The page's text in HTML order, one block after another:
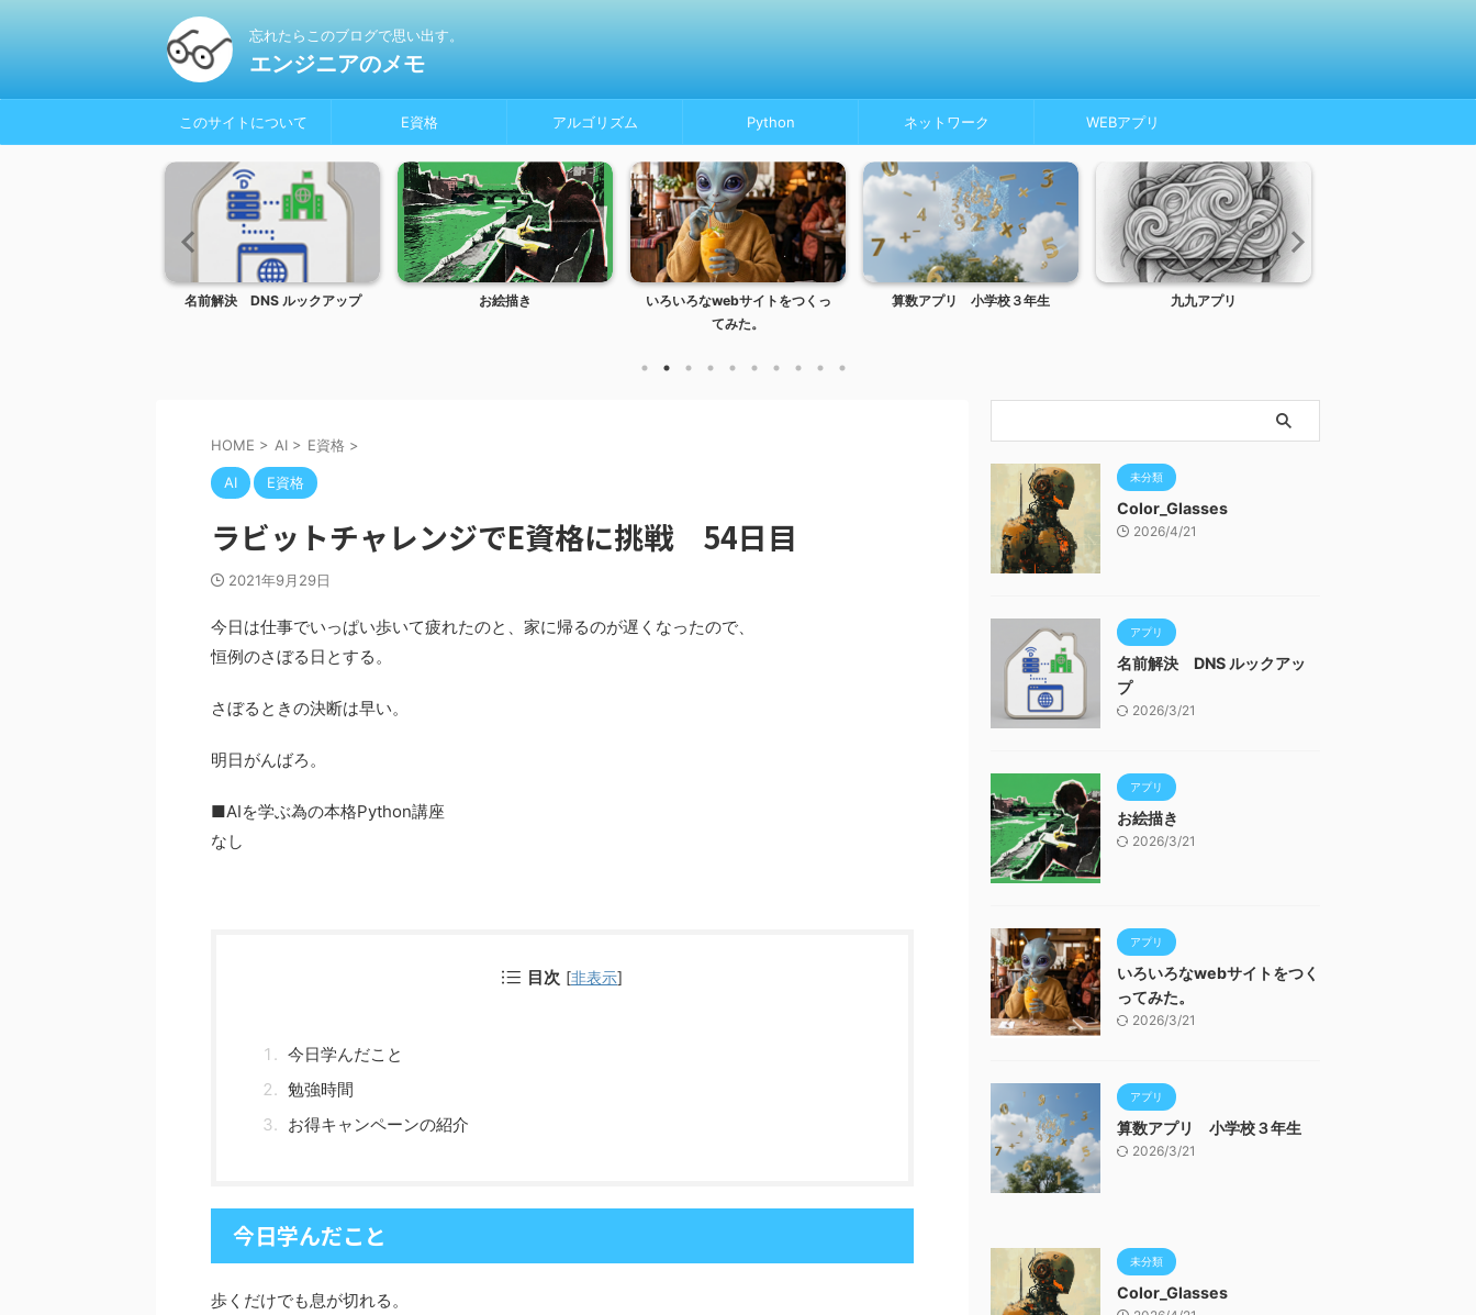
忘れたらこのブログで思い出す。
エンジニアのメモ
このサイトについて E資格 アルゴリズム Python ネットワーク WEBアプリ
名前解決 DNS ルックアップ お絵描き
いろいろなwebサイトをつくっ
てみた。
算数アプリ 小学校３年生 九九アプリ
HOME > AI > E資格 >
AI E資格
ラビットチャレンジでE資格に挑戦 54日目
2021年9月29日
今日は仕事でいっぱい歩いて疲れたのと、家に帰るのが遅くなったので、
恒例のさぼる日とする。
さぼるときの決断は早い。
明日がんばろ。
■AIを学ぶ為の本格Python講座
なし
目次 [非表示]
今日学んだこと
勉強時間
お得キャンペーンの紹介
今日学んだこと
歩くだけでも息が切れる。
未分類
Color_Glasses
2026/4/21
アプリ
名前解決 DNS ルックアッ
プ
2026/3/21
アプリ
お絵描き
2026/3/21
アプリ
いろいろなwebサイトをつく
ってみた。
2026/3/21
アプリ
算数アプリ 小学校３年生
2026/3/21
未分類
Color_Glasses